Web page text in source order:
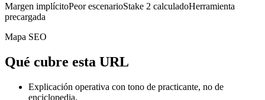
Margen implícitoPeor escenarioStake 2 calculadoHerramienta
precargada
Mapa SEO
Qué cubre esta URL
Explicación operativa con tono de practicante, no de
enciclopedia.